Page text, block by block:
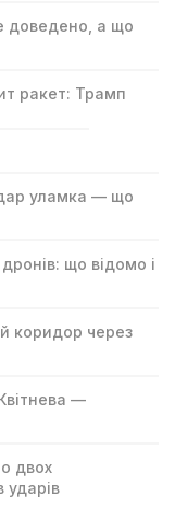
доведено, а що
ракет: Трамп
уламка — що
що відомо і
коридор через
—
двох
ударів